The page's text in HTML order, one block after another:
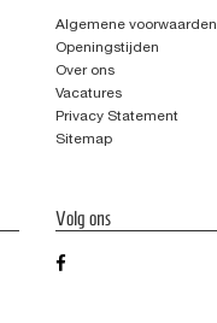
Algemene voorwaarden
Openingstijden
Over ons
Vacatures
Privacy Statement
Sitemap
Volg ons